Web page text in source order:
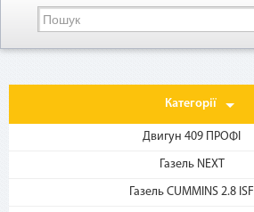
Категорії
Двигун 409 ПРОФІ
Газель NEXT
Газель CUMMINS 2.8 ISF
Как воспользоваться